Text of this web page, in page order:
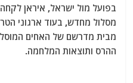
בפועל מול ישראל, איראן
מסלול מחדש, בעוד ארגוני
מבית מדרשם של האחים
ההרס ותוצאות המלחמה.